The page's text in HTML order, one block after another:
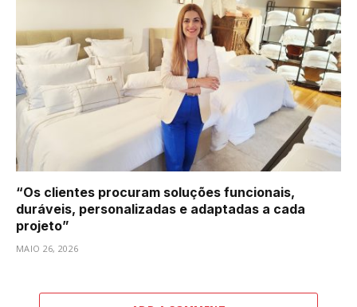
“Os clientes procuram soluções funcionais,
duráveis, personalizadas e adaptadas a cada
projeto”
MAIO 26, 2026